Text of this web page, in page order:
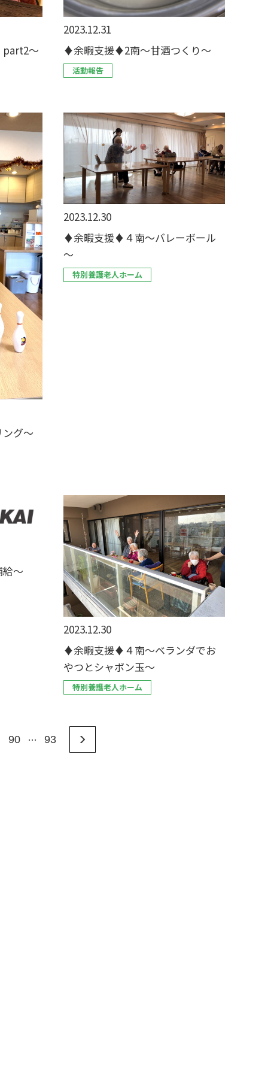
～
2023.12.31
♦︎余暇支援♦︎2南〜甘酒つくり〜
活動報告
グ～
2023.12.30
♦余暇支援♦４南～バレーボール
～
特別養護老人ホーム
～
2023.12.30
♦余暇支援♦４南～ベランダでお
やつとシャボン玉～
特別養護老人ホーム
90 … 93